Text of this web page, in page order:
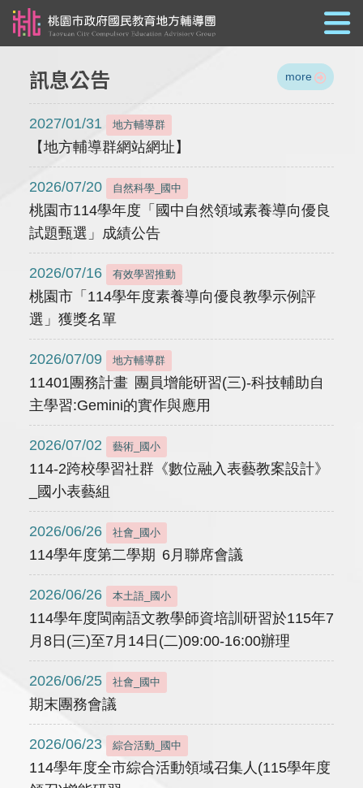
訊息公告 more
2027/01/31 地方輔導群
【地方輔導群網站網址】
2026/07/20 自然科學_國中
桃園市114學年度「國中自然領域素養導向優良
試題甄選」成績公告
2026/07/16 有效學習推動
桃園市「114學年度素養導向優良教學示例評
選」獲獎名單
2026/07/09 地方輔導群
11401團務計畫 團員增能研習(三)-科技輔助自
主學習:Gemini的實作與應用
2026/07/02 藝術_國小
114-2跨校學習社群《數位融入表藝教案設計》
_國小表藝組
2026/06/26 社會_國小
114學年度第二學期 6月聯席會議
2026/06/26 本土語_國小
114學年度閩南語文教學師資培訓研習於115年7
月8日(三)至7月14日(二)09:00-16:00辦理
2026/06/25 社會_國中
期末團務會議
2026/06/23 綜合活動_國中
114學年度全市綜合活動領域召集人(115學年度